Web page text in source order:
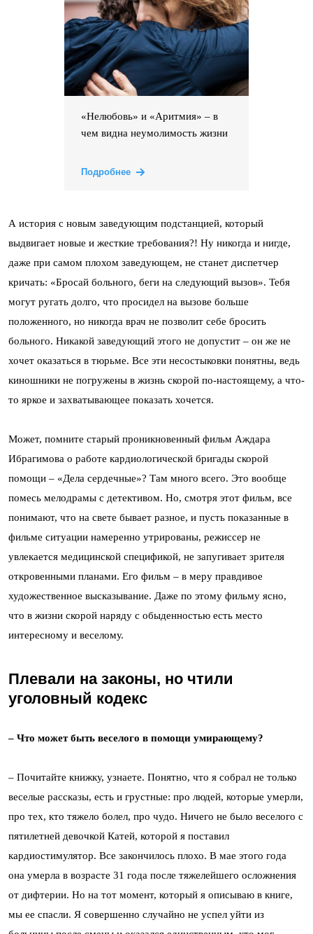
«Нелюбовь» и «Аритмия» – в
чем видна неумолимость жизни
Подробнее
А история с новым заведующим подстанцией, который
выдвигает новые и жесткие требования?! Ну никогда и нигде,
даже при самом плохом заведующем, не станет диспетчер
кричать: «Бросай больного, беги на следующий вызов». Тебя
могут ругать долго, что просидел на вызове больше
положенного, но никогда врач не позволит себе бросить
больного. Никакой заведующий этого не допустит – он же не
хочет оказаться в тюрьме. Все эти несостыковки понятны, ведь
киношники не погружены в жизнь скорой по-настоящему, а что-
то яркое и захватывающее показать хочется.
Может, помните старый проникновенный фильм Аждара
Ибрагимова о работе кардиологической бригады скорой
помощи – «Дела сердечные»? Там много всего. Это вообще
помесь мелодрамы с детективом. Но, смотря этот фильм, все
понимают, что на свете бывает разное, и пусть показанные в
фильме ситуации намеренно утрированы, режиссер не
увлекается медицинской спецификой, не запугивает зрителя
откровенными планами. Его фильм – в меру правдивое
художественное высказывание. Даже по этому фильму ясно,
что в жизни скорой наряду с обыденностью есть место
интересному и веселому.
Плевали на законы, но чтили
уголовный кодекс
– Что может быть веселого в помощи умирающему?
– Почитайте книжку, узнаете. Понятно, что я собрал не только
веселые рассказы, есть и грустные: про людей, которые умерли,
про тех, кто тяжело болел, про чудо. Ничего не было веселого с
пятилетней девочкой Катей, которой я поставил
кардиостимулятор. Все закончилось плохо. В мае этого года
она умерла в возрасте 31 года после тяжелейшего осложнения
от дифтерии. Но на тот момент, который я описываю в книге,
мы ее спасли. Я совершенно случайно не успел уйти из